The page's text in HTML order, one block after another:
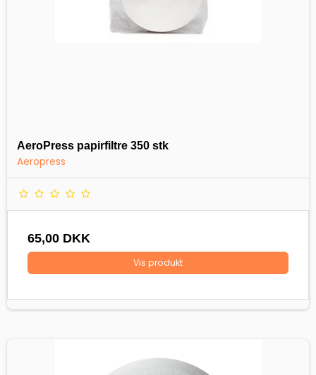
AeroPress papirfiltre 350 stk
Aeropress
65,00 DKK
Vis produkt